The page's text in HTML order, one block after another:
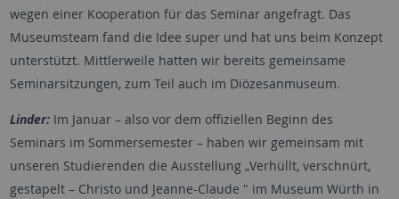
wegen einer Kooperation für das Seminar angefragt. Das
Museumsteam fand die Idee super und hat uns beim Konzept
unterstützt. Mittlerweile hatten wir bereits gemeinsame
Seminarsitzungen, zum Teil auch im Diözesanmuseum.
Linder:Im Januar – also vor dem offiziellen Beginn des
Seminars im Sommersemester – haben wir gemeinsam mit
unseren Studierenden die Ausstellung „Verhüllt, verschnürt,
gestapelt – Christo und Jeanne-Claude " im Museum Würth in